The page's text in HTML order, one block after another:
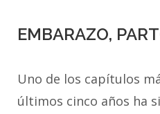
EMBARAZO,
Uno de los capítulos
últimos cinco años ha